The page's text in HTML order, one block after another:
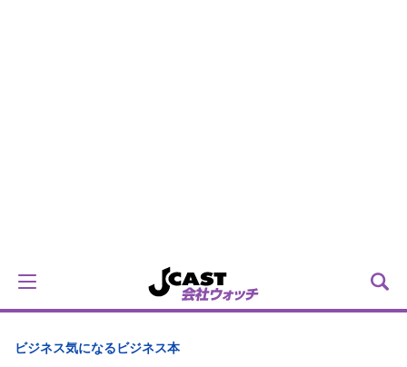
ビジネス気になるビジネス本